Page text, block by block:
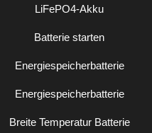
LiFePO4-Akku
Batterie starten
Energiespeicherbatterie
Energiespeicherbatterie
Breite Temperatur Batterie